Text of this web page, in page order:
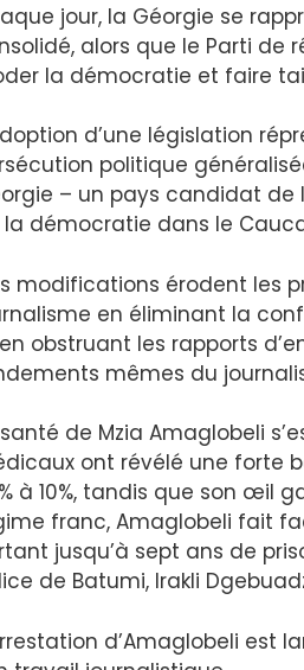
jour, la Géorgie se
alors que le Parti de
la démocratie et faire
d’une législation
politique
– un pays candidat de
la démocratie dans le
modifications érodent les
en éliminant la
obstruant les rapports
mêmes du
de Mzia Amaglobeli
ont révélé une forte
à 10%, tandis que son œil
franc, Amaglobeli fait
jusqu’à sept ans de
de Batumi, Irakli
d’Amaglobeli est